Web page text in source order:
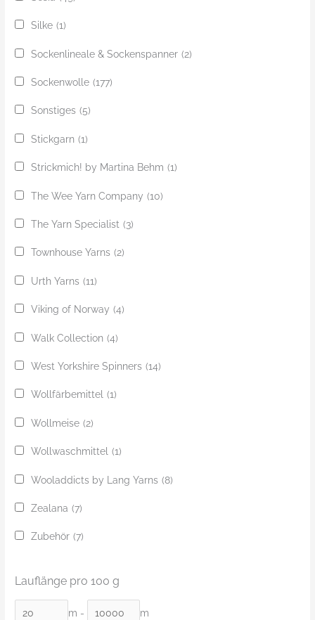
Silke (1)
Sockenlineale & Sockenspanner (2)
Sockenwolle (177)
Sonstiges (5)
Stickgarn (1)
Strickmich! by Martina Behm (1)
The Wee Yarn Company (10)
The Yarn Specialist (3)
Townhouse Yarns (2)
Urth Yarns (11)
Viking of Norway (4)
Walk Collection (4)
West Yorkshire Spinners (14)
Wollfärbemittel (1)
Wollmeise (2)
Wollwaschmittel (1)
Wooladdicts by Lang Yarns (8)
Zealana (7)
Zubehör (7)
Lauflänge pro 100 g
m - m